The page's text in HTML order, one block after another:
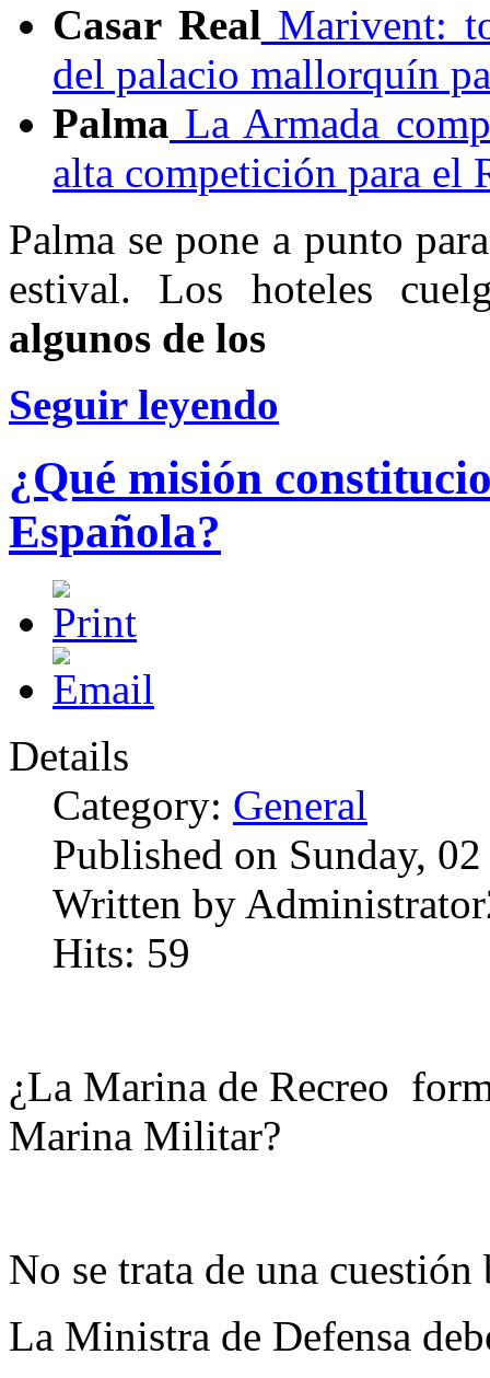
Casar Real Marivent:
del palacio mallorquín
Palma La Armada
alta competición para el
Palma se pone a punto
estival. Los hoteles
algunos de los
Seguir leyendo
¿Qué misión
Española?
Details
Category: General
Published on Sunday,
Written by
Hits: 59
¿La Marina de Recreo
Marina Militar?
No se trata de una cuestión
La Ministra de Defensa